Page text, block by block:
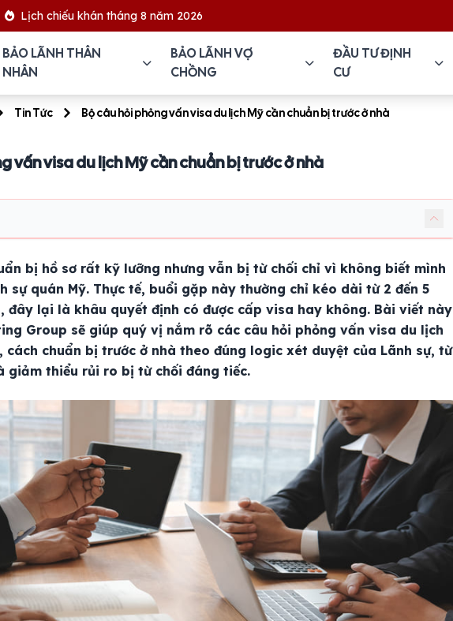
khán tháng 8 năm 2026
BẢO LÃNH THÂN
NHÂN
BẢO LÃNH VỢ
CHỒNG
ĐẦU TƯ ĐỊNH
CƯ
Tin Tức Bộ câu hỏi phỏng vấn visa du lịch Mỹ cần chuẩn bị trước ở nhà
vấn visa du lịch Mỹ cần chuẩn bị trước ở nhà
bị hồ sơ rất kỹ lưỡng nhưng vẫn bị từ chối chỉ vì không biết mình
sự quán Mỹ. Thực tế, buổi gặp này thường chỉ kéo dài từ 2 đến 5
đây lại là khâu quyết định có được cấp visa hay không. Bài viết này
Group sẽ giúp quý vị nắm rõ các câu hỏi phỏng vấn visa du lịch
cách chuẩn bị trước ở nhà theo đúng logic xét duyệt của Lãnh sự, từ
giảm thiểu rủi ro bị từ chối đáng tiếc.